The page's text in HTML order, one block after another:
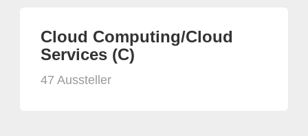
Cloud Computing/Cloud
Services (C)
47 Aussteller